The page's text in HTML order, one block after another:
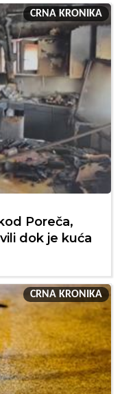
CRNA KRONIKA
Poreča,
dok je kuća
CRNA KRONIKA